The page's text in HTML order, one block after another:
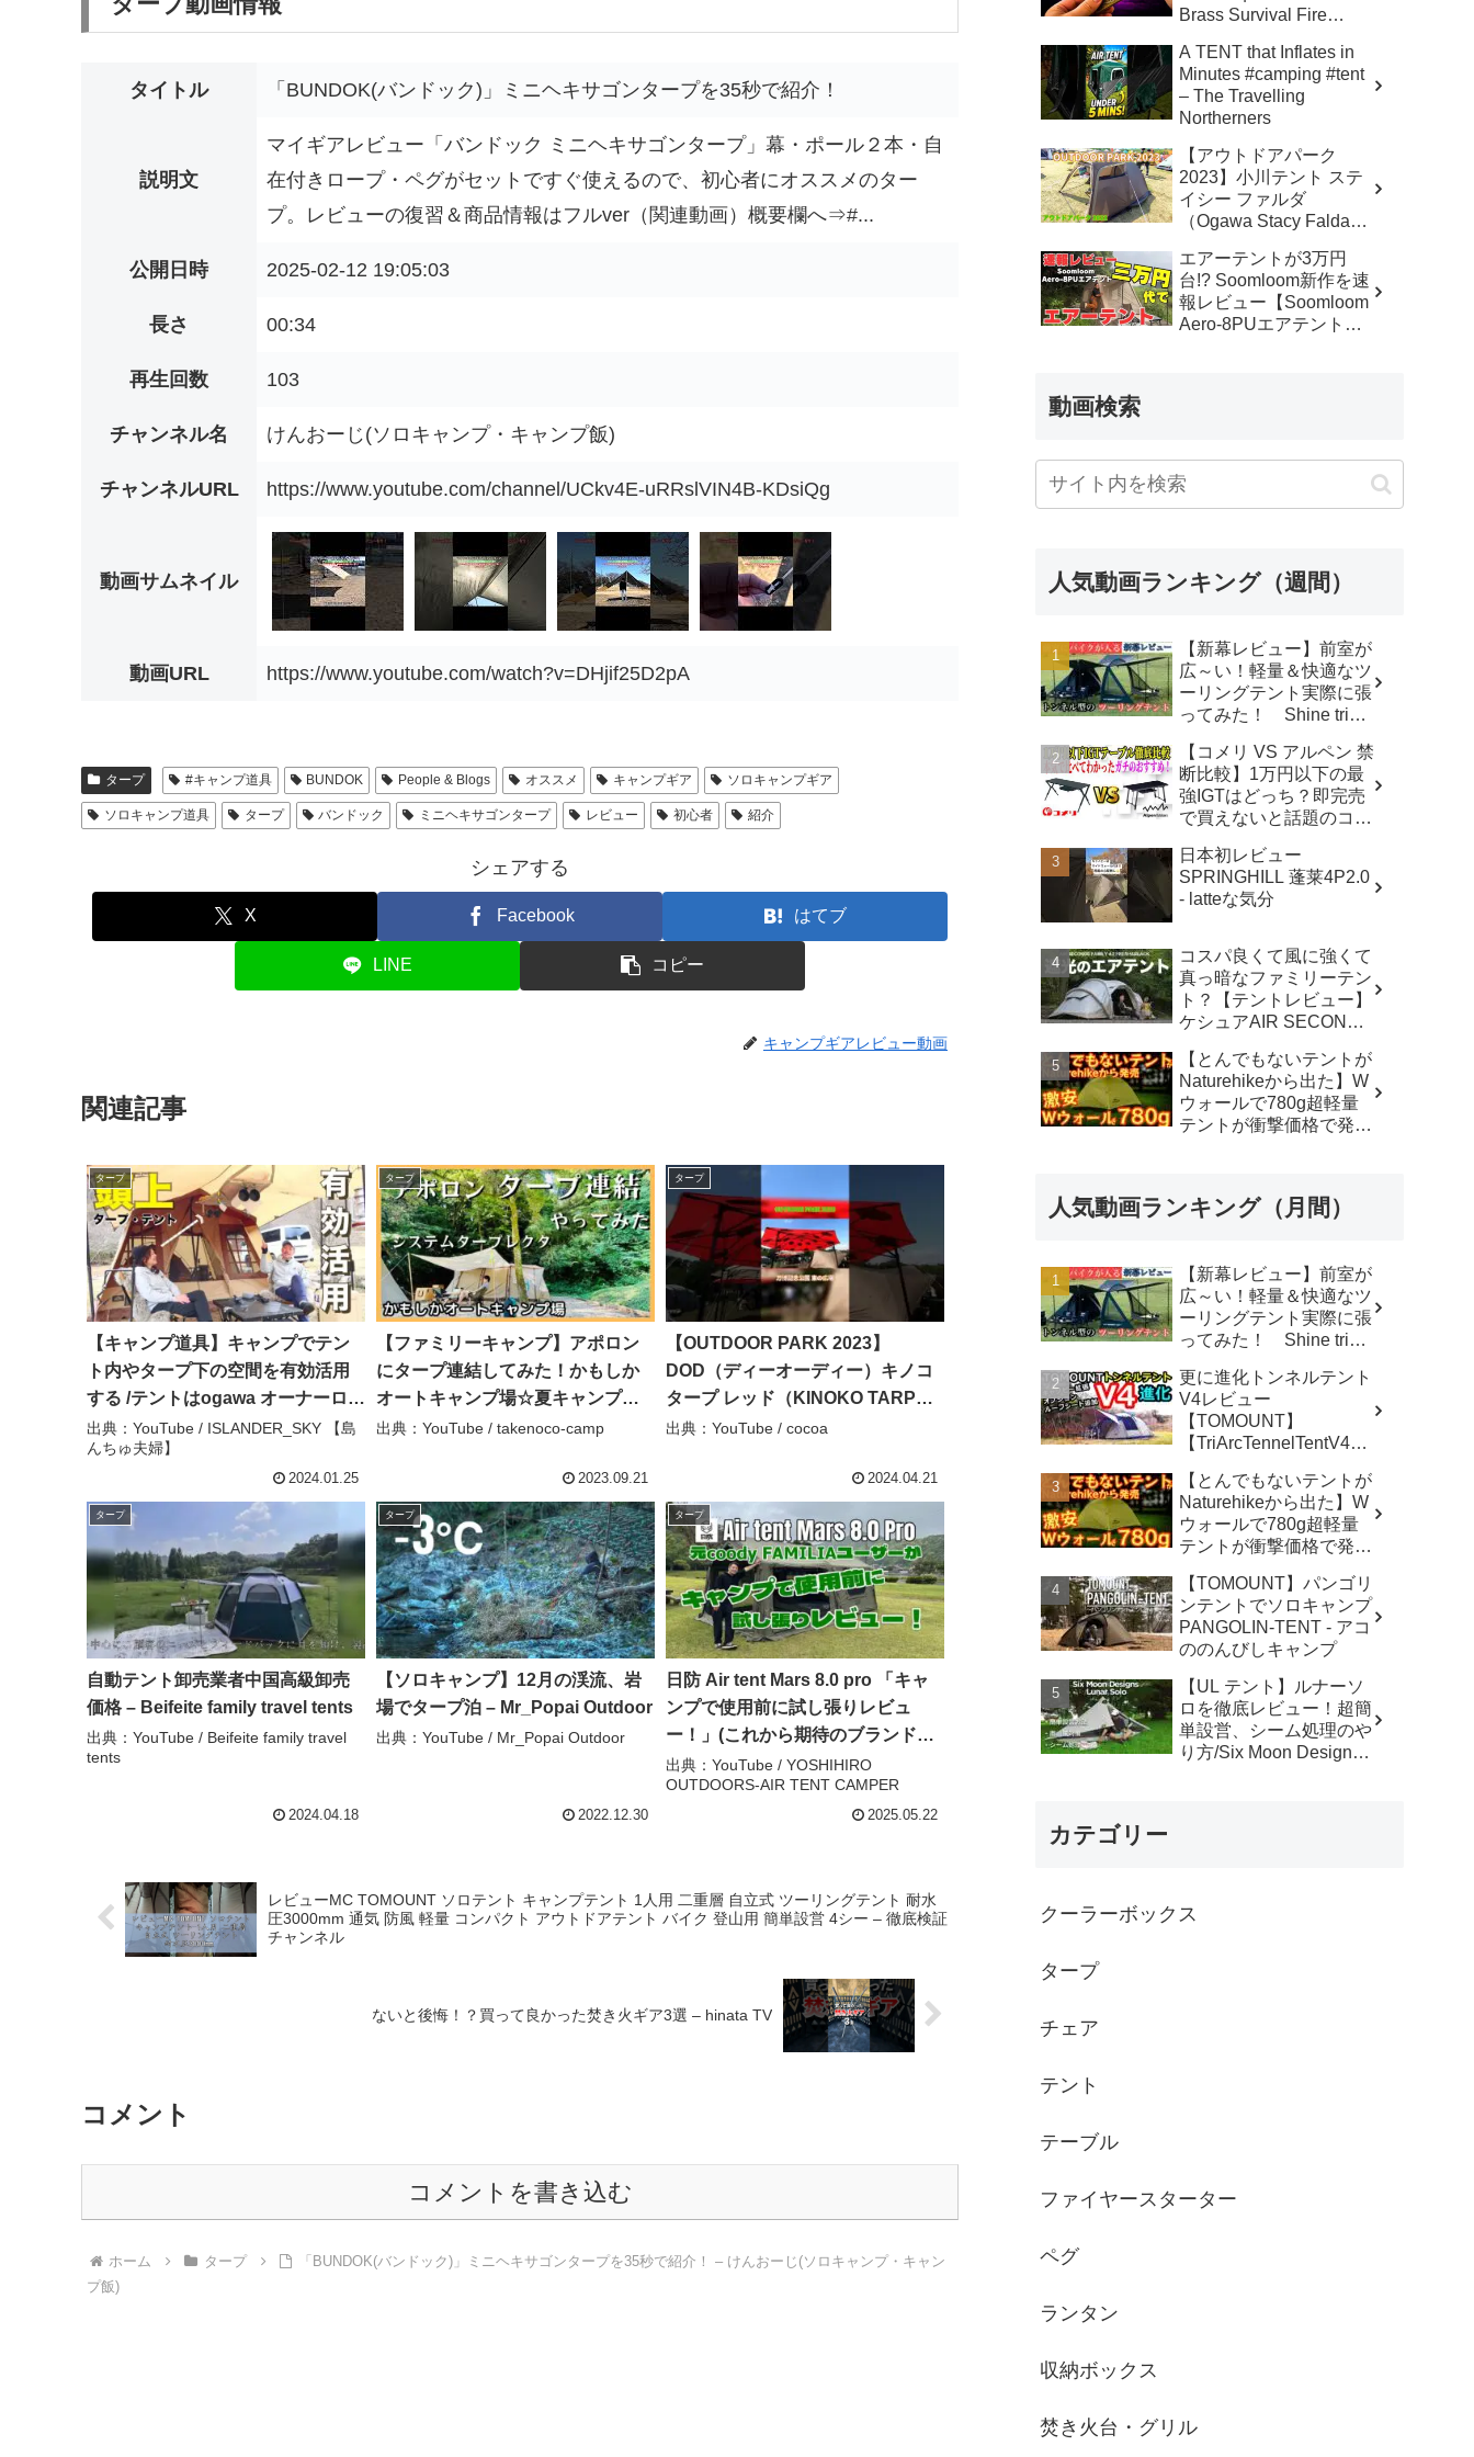
タイトル 「BUNDOK(バンドック)」ミニヘキサゴンタープを35秒で紹介！
説明文
マイギアレビュー「バンドック ミニヘキサゴンタープ」幕・ポール２本・自
在付きロープ・ペグがセットですぐ使えるので、初心者にオススメのター
プ。レビューの復習＆商品情報はフルver（関連動画）概要欄へ⇒#...
公開日時 2025-02-12 19:05:03
長さ 00:34
再生回数 103
チャンネル名 けんおーじ(ソロキャンプ・キャンプ飯)
チャンネルURL https://www.youtube.com/channel/UCkv4E-uRRslVIN4B-KDsiQg
動画サムネイル
動画URL https://www.youtube.com/watch?v=DHjif25D2pA
タープ #キャンプ道具 BUNDOK People & Blogs オススメ キャンプギア ソロキャンプギア
ソロキャンプ道具 タープ バンドック ミニヘキサゴンタープ レビュー 初心者 紹介
シェアする
X Facebook はてブ
LINE コピー
キャンプギアレビュー動画
関連記事
タープ
【キャンプ道具】キャンプでテン
ト内やタープ下の空間を有効活用
する /テントはogawa オーナーロッ
ジタイプ78R – ISLANDER_SKY
【島んちゅ夫婦】
出典：YouTube / ISLANDER_SKY 【島
んちゅ夫婦】
2024.01.25
タープ
【ファミリーキャンプ】アポロン
にタープ連結してみた！かもしか
オートキャンプ場☆夏キャンプ☆ –
takenoco-camp
出典：YouTube / takenoco-camp
2023.09.21
タープ
【OUTDOOR PARK 2023】
DOD（ディーオーディー）キノコ
タープ レッド（KINOKO TARP
RED）TT5-928-RD 自立式ワンタ
出典：YouTube / cocoa
2024.04.21
タープ
自動テント卸売業者中国高級卸売
価格 – Beifeite family travel tents
出典：YouTube / Beifeite family travel
tents
2024.04.18
タープ
【ソロキャンプ】12月の渓流、岩
場でタープ泊 – Mr_Popai Outdoor
出典：YouTube / Mr_Popai Outdoor
2022.12.30
タープ
日防 Air tent Mars 8.0 pro 「キャ
ンプで使用前に試し張りレビュ
ー！」(これから期待のブランド・
エアテント・日本ブランド・元
coodyユーザー) – YOSHIHIRO
OUTDOORS-AIR TENT CAMPER
出典：YouTube / YOSHIHIRO
OUTDOORS-AIR TENT CAMPER
2025.05.22
レビューMC TOMOUNT ソロテント キャンプテント 1人用 二重層 自立式 ツーリングテント 耐水
圧3000mm 通気 防風 軽量 コンパクト アウトドアテント バイク 登山用 簡単設営 4シー – 徹底検証
チャンネル
ないと後悔！？買って良かった焚き火ギア3選 – hinata TV
コメント
コメントを書き込む
ホーム タープ
「BUNDOK(バンドック)」ミニヘキサゴンタープを35秒で紹介！ – けんおーじ(ソロキャンプ・キャン
プ飯)
Brass Survival Fire
Honest Reviews
A TENT that Inflates in
Minutes #camping #tent
– The Travelling
Northerners
【アウトドアパーク
2023】小川テント ステ
イシー ファルダ
（Ogawa Stacy Falda）
akoakoa
エアーテントが3万円
台!? Soomloom新作を速
報レビュー【Soomloom
Aero-8PUエアテント】
動画検索
人気動画ランキング（週間）
【新幕レビュー】前室が
広～い！軽量＆快適なツ
ーリングテント実際に張
ってみた！ Shine trip
な気分
【コメリ VS アルペン 禁
断比較】1万円以下の最
強IGTはどっち？即完売
で買えないと話題のコメ
ー！【アウトドアシステ
ムテーブル VS アルミユ
ニットテーブル】 - ヤミ
日本初レビュー
SPRINGHILL 蓬莱4P2.0
- latteな気分
コスパ良くて風に強くて
真っ暗なファミリーテン
ト？【テントレビュー】
ケシュアAIR SECONDS
FRESH&BLACK - 脱サ
ラ さいとう夫婦
【とんでもないテントが
Naturehikeから出た】W
ウォールで780g超軽量
テントが衝撃価格で発売
【アウトドア】#855 -
人気動画ランキング（月間）
【新幕レビュー】前室が
広～い！軽量＆快適なツ
ーリングテント実際に張
ってみた！ Shine trip
な気分
更に進化トンネルテント
V4レビュー
【TOMOUNT】
【TriArcTennelTentV4】
カ】
【とんでもないテントが
Naturehikeから出た】W
ウォールで780g超軽量
テントが衝撃価格で発売
解説の保存版【ULギ
ア】【キャンプ道具】
【アウトドア】#855 -
Hurricane Camp / ハリケ
ーンキャンプ
【TOMOUNT】パンゴリ
ンテントでソロキャンプ
PANGOLIN-TENT - アコ
ののんびしキャンプ
【UL テント】ルナーソ
ロを徹底レビュー！超簡
単設営、シーム処理のや
り方/Six Moon Designs
カテゴリー
クーラーボックス
タープ
チェア
テント
テーブル
ファイヤースターター
ペグ
ランタン
収納ボックス
焚き火台・グリル